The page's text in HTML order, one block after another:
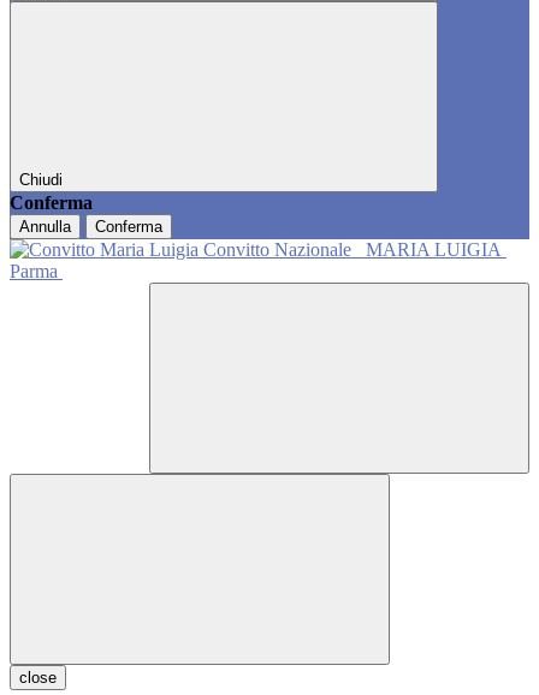
Chiudi
Conferma
Annulla Conferma
Convitto Nazionale
MARIA LUIGIA
Parma
close